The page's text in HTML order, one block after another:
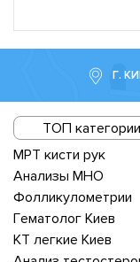
Г.
ТОП категории
МРТ кисти рук
Анализы МНО
Фолликулометрии
Гематолог Киев
КТ легкие Киев